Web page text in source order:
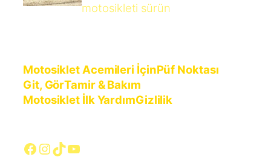
motosikleti sürün
Motosiklet Acemileri İçinPüf Noktası
Git, GörTamir & Bakım
Motosiklet İlk YardımGizlilik
Facebook
Instagram
TikTok
YouTube